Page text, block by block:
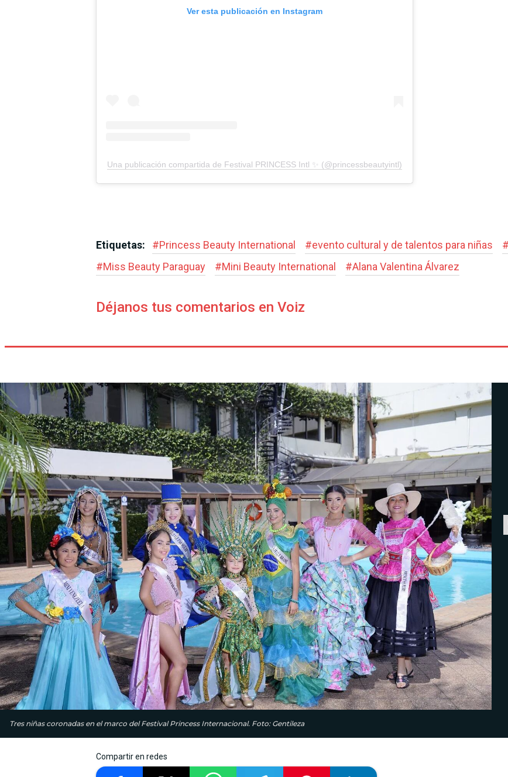
Ver esta publicación en Instagram
Una publicación compartida de Festival PRINCESS Intl ✨ (@princessbeautyintl)
Etiquetas: #Princess Beauty International #evento cultural y de talentos para niñas #
#Miss Beauty Paraguay #Mini Beauty International #Alana Valentina Álvarez
Déjanos tus comentarios en Voiz
Tres niñas coronadas en el marco del Festival Princess Internacional. Foto: Gentileza
Compartir en redes